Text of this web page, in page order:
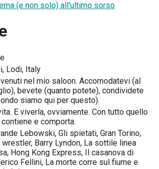
(e non solo) all'ultimo sorso
Lodi, Italy
nel mio saloon. Accomodatevi (al
bevete (quanto potete), condividete
siamo qui per questo).
E viverla, ovviamente. Con tutto quello
e comporta.
Lebowski, Gli spietati, Gran Torino,
wrestler, Barry Lyndon, La sottile linea
Hong Kong Express, Il casanova di
Fellini, La morte corre sul fiume e